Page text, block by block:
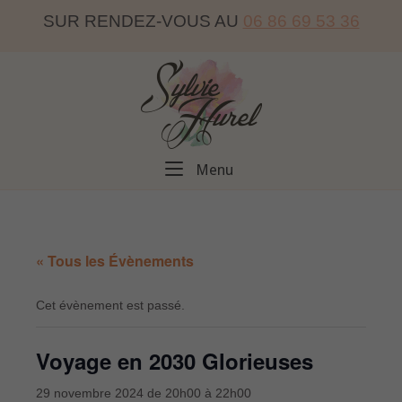
SUR RENDEZ-VOUS AU 06 86 69 53 36
Home
Menu
« Tous les Évènements
Cet évènement est passé.
Voyage en 2030 Glorieuses
29 novembre 2024 de 20h00 à 22h00